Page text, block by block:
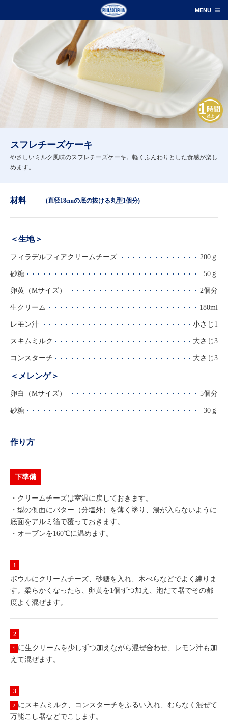
スフレチーズケーキ
やさしいミルク風味のスフレチーズケーキ。軽くふんわりとした食感が楽し
めます。
材料 (直径18cmの底の抜ける丸型1個分)
＜生地＞
フィラデルフィアクリームチーズ 200ｇ
砂糖 50ｇ
卵黄（Mサイズ） 2個分
生クリーム 180ml
レモン汁 小さじ1
スキムミルク 大さじ3
コンスターチ 大さじ3
＜メレンゲ＞
卵白（Mサイズ） 5個分
砂糖 30ｇ
作り方
下準備
・クリームチーズは室温に戻しておきます。
・型の側面にバター（分塩外）を薄く塗り、湯が入らないように
底面をアルミ箔で覆っておきます。
・オーブンを160℃に温めます。
ボウルにクリームチーズ、砂糖を入れ、木べらなどでよく練りま
す。柔らかくなったら、卵黄を1個ずつ加え、泡だて器でその都
度よく混ぜます。
1
に生クリームを少しずつ加えながら混ぜ合わせ、レモン汁も加
えて混ぜます。
2 にスキムミルク、コンスターチをふるい入れ、むらなく混ぜて
万能こし器などでこします。